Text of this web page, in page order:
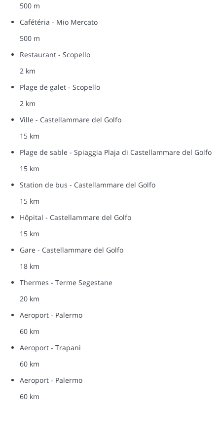
500 m
Cafétéria - Mio Mercato
500 m
Restaurant - Scopello
2 km
Plage de galet - Scopello
2 km
Ville - Castellammare del Golfo
15 km
Plage de sable - Spiaggia Plaja di Castellammare del Golfo
15 km
Station de bus - Castellammare del Golfo
15 km
Hôpital - Castellammare del Golfo
15 km
Gare - Castellammare del Golfo
18 km
Thermes - Terme Segestane
20 km
Aeroport - Palermo
60 km
Aeroport - Trapani
60 km
Aeroport - Palermo
60 km